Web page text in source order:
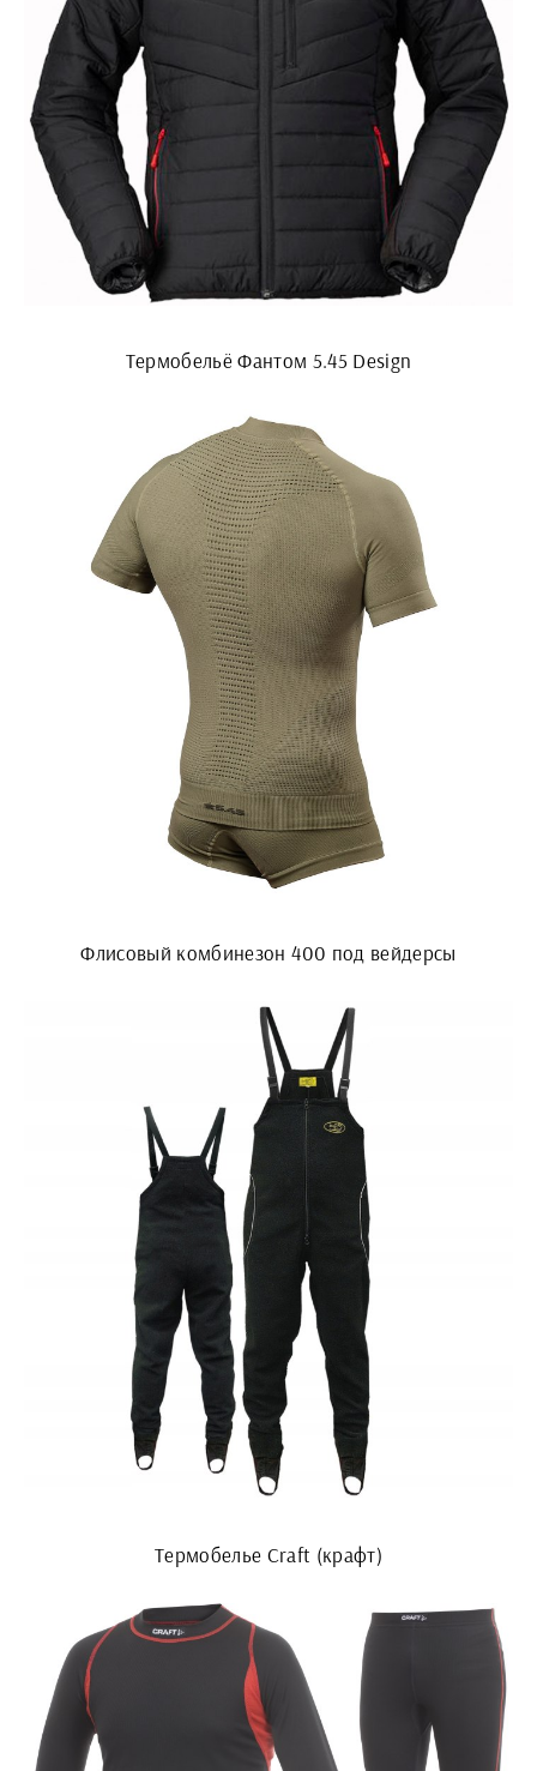
Термобельё Фантом 5.45 Design
Флисовый комбинезон 400 под вейдерсы
Термобелье Craft (крафт)